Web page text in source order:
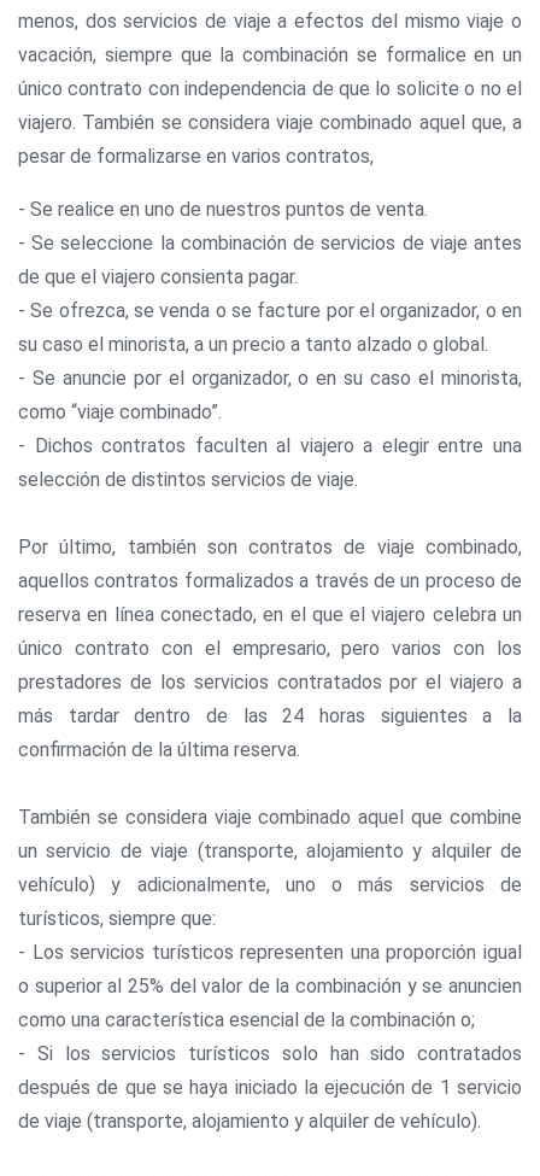
menos, dos servicios de viaje a efectos del mismo viaje o
vacación, siempre que la combinación se formalice en un
único contrato con independencia de que lo solicite o no el
viajero. También se considera viaje combinado aquel que, a
pesar de formalizarse en varios contratos,
- Se realice en uno de nuestros puntos de venta.
- Se seleccione la combinación de servicios de viaje antes
de que el viajero consienta pagar.
- Se ofrezca, se venda o se facture por el organizador, o en
su caso el minorista, a un precio a tanto alzado o global.
- Se anuncie por el organizador, o en su caso el minorista,
como “viaje combinado”.
- Dichos contratos faculten al viajero a elegir entre una
selección de distintos servicios de viaje.
Por último, también son contratos de viaje combinado,
aquellos contratos formalizados a través de un proceso de
reserva en línea conectado, en el que el viajero celebra un
único contrato con el empresario, pero varios con los
prestadores de los servicios contratados por el viajero a
más tardar dentro de las 24 horas siguientes a la
confirmación de la última reserva.
También se considera viaje combinado aquel que combine
un servicio de viaje (transporte, alojamiento y alquiler de
vehículo) y adicionalmente, uno o más servicios de
turísticos, siempre que:
- Los servicios turísticos representen una proporción igual
o superior al 25% del valor de la combinación y se anuncien
como una característica esencial de la combinación o;
- Si los servicios turísticos solo han sido contratados
después de que se haya iniciado la ejecución de 1 servicio
de viaje (transporte, alojamiento y alquiler de vehículo).